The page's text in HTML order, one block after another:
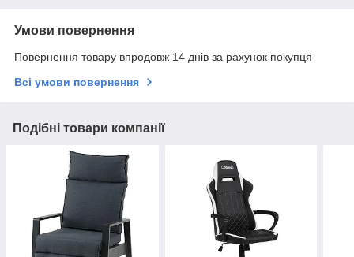
Умови повернення
Повернення товару впродовж 14 днів за рахунок покупця
Всі умови повернення
Подібні товари компанії